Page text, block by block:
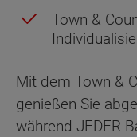
Town &
Mit dem Town &
genießen Sie
während JEDER